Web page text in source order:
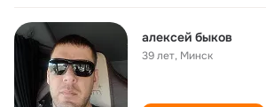
алексей быков
39 лет, Минск